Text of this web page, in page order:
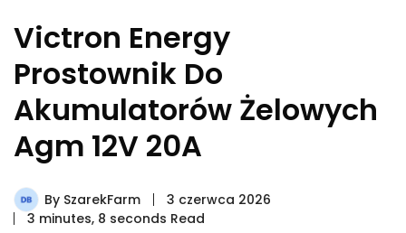
Victron Energy
Prostownik Do
Akumulatorów Żelowych
Agm 12V 20A
By SzarekFarm
3 czerwca 2026
3 minutes, 8 seconds Read